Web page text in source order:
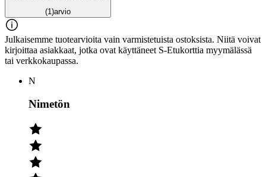
(1)arvio
Julkaisemme tuotearvioita vain varmistetuista ostoksista. Niitä voivat
kirjoittaa asiakkaat, jotka ovat käyttäneet S-Etukorttia myymälässä
tai verkkokaupassa.
N
Nimetön